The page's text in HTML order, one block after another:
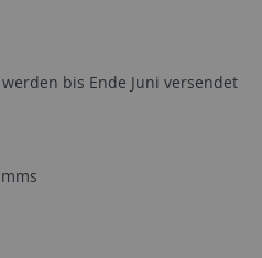
bis Ende Juni versendet